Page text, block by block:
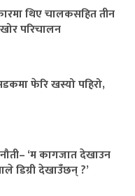
थिए चालकसहित तीन
परिचालन
फेरि खस्यो पहिरो,
‘म कागजात देखाउन
डिग्री देखाउँछन् ?’